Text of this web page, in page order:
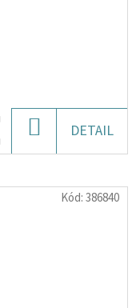
KOŠÍKU
DETAIL
Kód:386840